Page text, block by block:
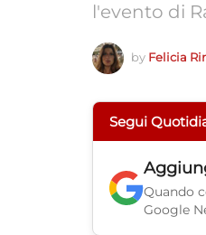
l'evento di
by Felicia
Segui
Quando
Google